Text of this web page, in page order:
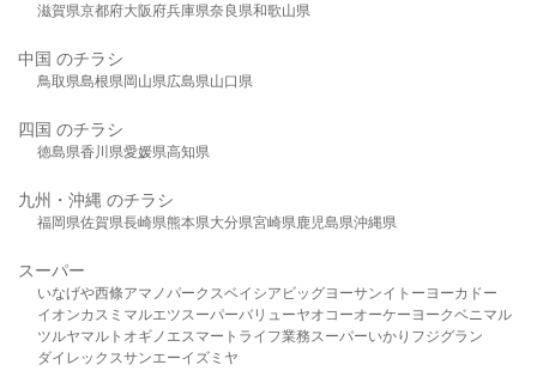
滋賀県京都府大阪府兵庫県奈良県和歌山県
中国 のチラシ
鳥取県島根県岡山県広島県山口県
四国 のチラシ
徳島県香川県愛媛県高知県
九州・沖縄 のチラシ
福岡県佐賀県長崎県熊本県大分県宮崎県鹿児島県沖縄県
スーパー
いなげや西條アマノパークスベイシア ビッグヨーサンイトーヨーカドー
イオンカスミ マルエツスーパーバリューヤオコーオーケー ヨークベニマル
ツルヤマルト オギノ エスマート ライフ業務スーパーいかり フジグラン
ダイレックスサンエーイズミヤ